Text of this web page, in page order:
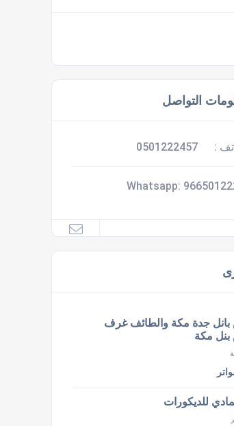
التواصل
:
0501222457
جدة مكة والطائف غرف
مكة
للديكورات